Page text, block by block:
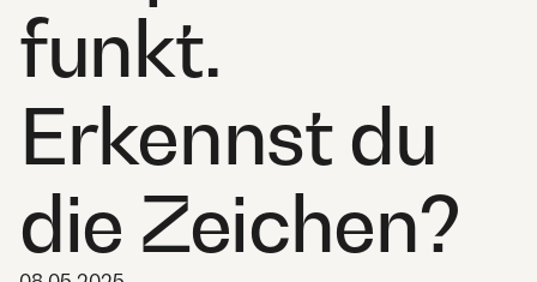
funkt.
Erkennst du
die Zeichen?